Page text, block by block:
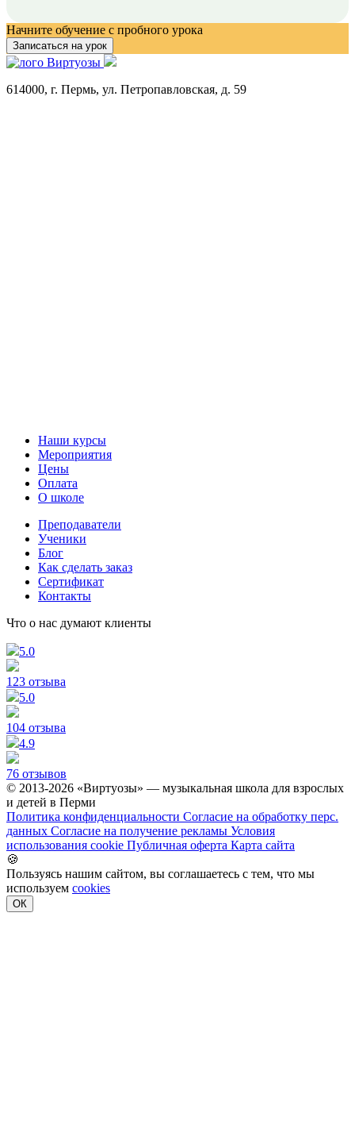
Начните обучение с пробного урока
Записаться на урок
614000, г. Пермь, ул. Петропавловская, д. 59
Наши курсы
Мероприятия
Цены
Оплата
О школе
Преподаватели
Ученики
Блог
Как сделать заказ
Сертификат
Контакты
Что о нас думают клиенты
5.0
123 отзыва
5.0
104 отзыва
4.9
76 отзывов
© 2013-2026 «Виртуозы» — музыкальная школа для взрослых
и детей в Перми
Политика конфиденциальности Согласие на обработку перс.
данных Согласие на получение рекламы Условия
использования cookie Публичная оферта Карта сайта
🍪
Пользуясь нашим сайтом, вы соглашаетесь с тем, что мы
используем cookies
ОК